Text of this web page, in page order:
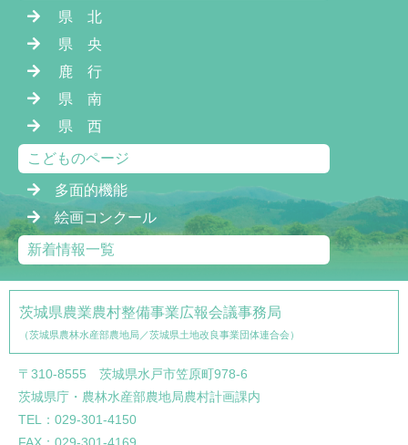
県 北
県 央
鹿 行
県 南
県 西
こどものページ
多面的機能
絵画コンクール
新着情報一覧
茨城県農業農村整備事業広報会議事務局
（茨城県農林水産部農地局／茨城県土地改良事業団体連合会）
〒310-8555 茨城県水戸市笠原町978-6
茨城県庁・農林水産部農地局農村計画課内
TEL：029-301-4150
FAX：029-301-4169